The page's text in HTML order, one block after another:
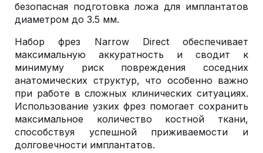
безопасная подготовка ложа для имплантатов
диаметром до 3.5 мм.
Набор фрез Narrow Direct обеспечивает
максимальную аккуратность и сводит к
минимуму риск повреждения соседних
анатомических структур, что особенно важно
при работе в сложных клинических ситуациях.
Использование узких фрез помогает сохранить
максимальное количество костной ткани,
способствуя успешной приживаемости и
долговечности имплантатов.